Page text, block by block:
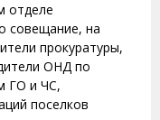
отделе
совещание, на
прокуратуры,
ОНД по
ГО и ЧС,
поселков